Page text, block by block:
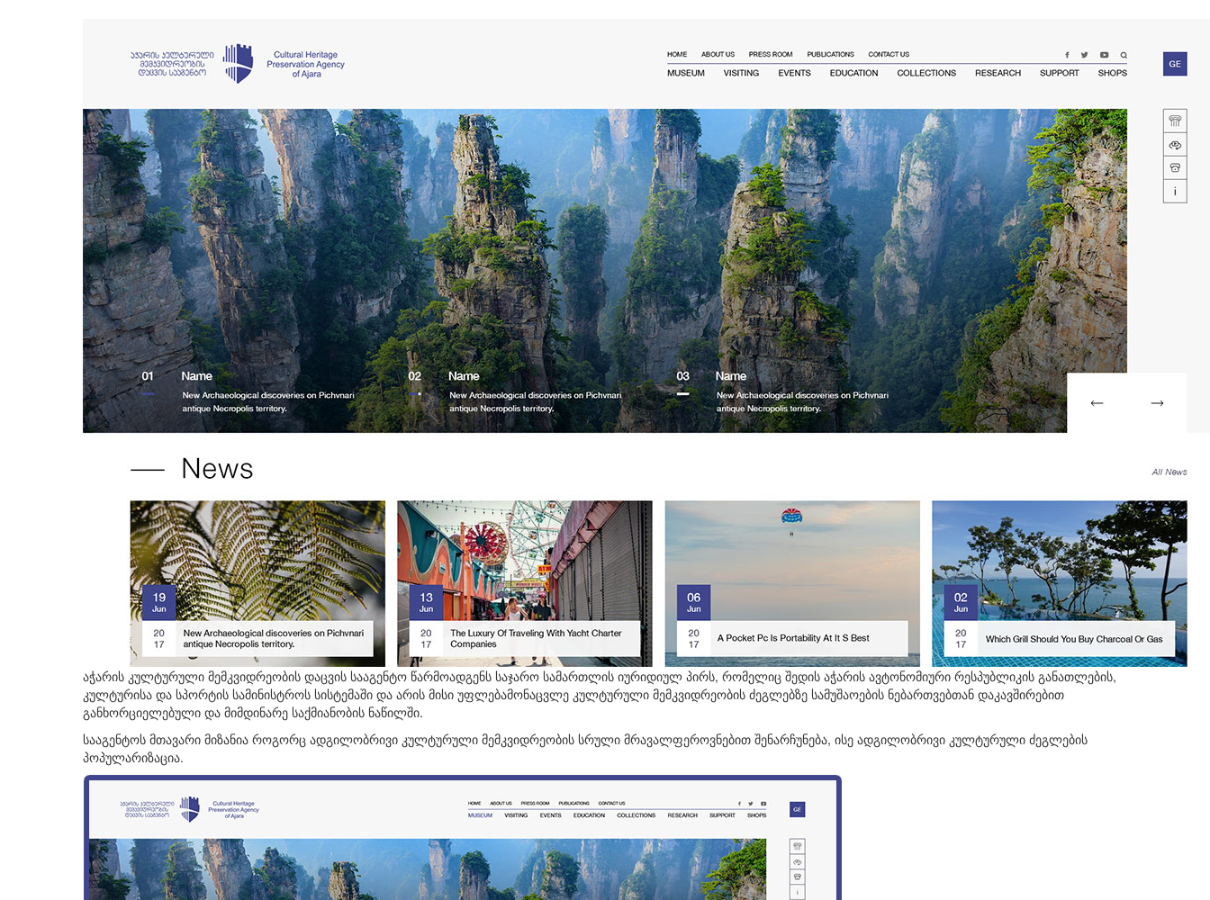
აჭარის კულტურული მემკვიდრეობის დაცვის სააგენტო წარმოადგენს საჯარო სამართლის იურიდიულ პირს, რომელიც შედის აჭარის ავტონომიური რესპუბლიკის განათლების,
კულტურისა და სპორტის სამინისტროს სისტემაში და არის მისი უფლებამონაცვლე კულტურული მემკვიდრეობის ძეგლებზე სამუშაოების ნებართვებთან დაკავშირებით
განხორციელებული და მიმდინარე საქმიანობის ნაწილში.
სააგენტოს მთავარი მიზანია როგორც ადგილობრივი კულტურული მემკვიდრეობის სრული მრავალფეროვნებით შენარჩუნება, ისე ადგილობრივი კულტურული ძეგლების
პოპულარიზაცია.